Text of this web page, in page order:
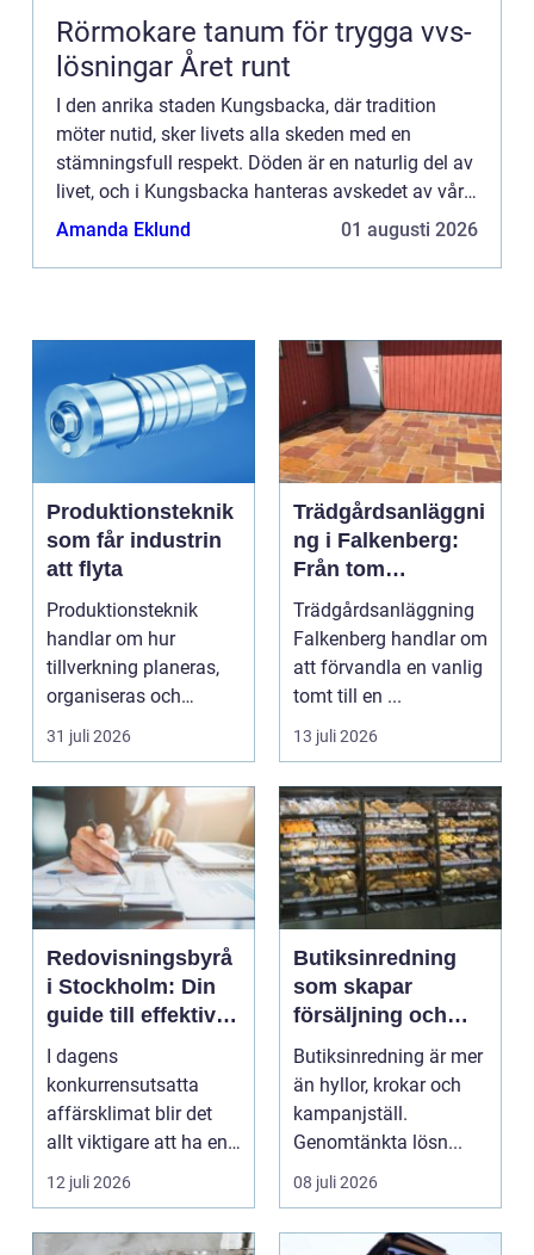
Rörmokare tanum för trygga vvs-
lösningar Året runt
I den anrika staden Kungsbacka, där tradition
möter nutid, sker livets alla skeden med en
stämningsfull respekt. Döden är en naturlig del av
livet, och i Kungsbacka hanteras avskedet av våra
nära och kära med ...
Amanda Eklund 01 augusti 2026
Produktionsteknik
som får industrin
att flyta
Produktionsteknik
handlar om hur
tillverkning planeras,
organiseras och
genomförs i praktiken.
Fokus...
31 juli 2026
Trädgårdsanläggni
ng i Falkenberg:
Från tom
gräsmatta till
genomtänkt helhet
Trädgårdsanläggning
Falkenberg handlar om
att förvandla en vanlig
tomt till en ...
13 juli 2026
Redovisningsbyrå
i Stockholm: Din
guide till effektiv
redovisning i
Stockholm
I dagens
konkurrensutsatta
affärsklimat blir det
allt viktigare att ha en
redovisningsbyrå...
12 juli 2026
Butiksinredning
som skapar
försäljning och
trivsel
Butiksinredning är mer
än hyllor, krokar och
kampanjställ.
Genomtänkta lösn...
08 juli 2026